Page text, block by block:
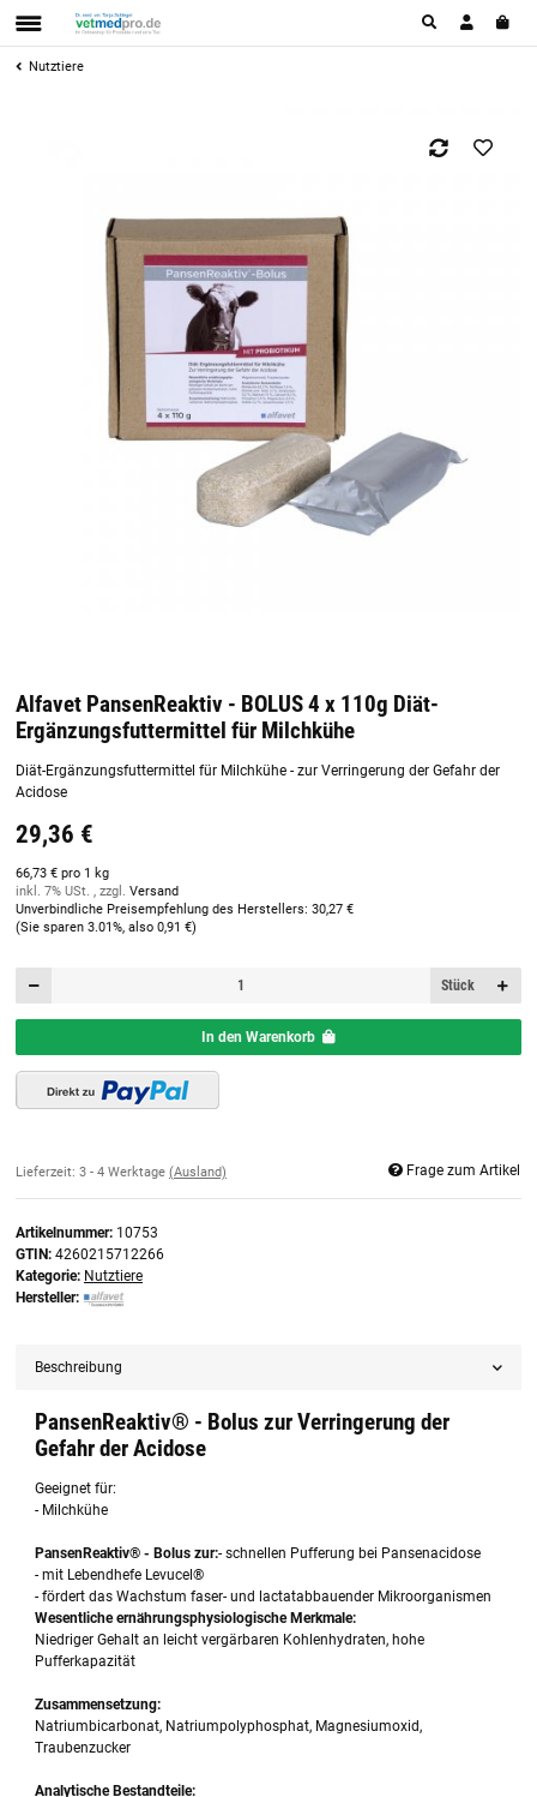
Nutztiere
Alfavet PansenReaktiv - BOLUS 4 x 110g Diät-
Ergänzungsfuttermittel für Milchkühe
Diät-Ergänzungsfuttermittel für Milchkühe - zur Verringerung der Gefahr der
Acidose
29,36 €
66,73 € pro 1 kg
inkl. 7% USt. , zzgl. Versand
Unverbindliche Preisempfehlung des Herstellers: 30,27 €
(Sie sparen 3.01%, also 0,91 €)
Stück
In den Warenkorb
Lieferzeit: 3 - 4 Werktage (Ausland) Frage zum Artikel
Artikelnummer: 10753
GTIN: 4260215712266
Kategorie: Nutztiere
Hersteller:
Beschreibung
PansenReaktiv® - Bolus zur Verringerung der
Gefahr der Acidose
Geeignet für:
- Milchkühe
PansenReaktiv® - Bolus zur:- schnellen Pufferung bei Pansenacidose
- mit Lebendhefe Levucel®
- fördert das Wachstum faser- und lactatabbauender Mikroorganismen
Wesentliche ernährungsphysiologische Merkmale:
Niedriger Gehalt an leicht vergärbaren Kohlenhydraten, hohe
Pufferkapazität
Zusammensetzung:
Natriumbicarbonat, Natriumpolyphosphat, Magnesiumoxid,
Traubenzucker
Analytische Bestandteile: